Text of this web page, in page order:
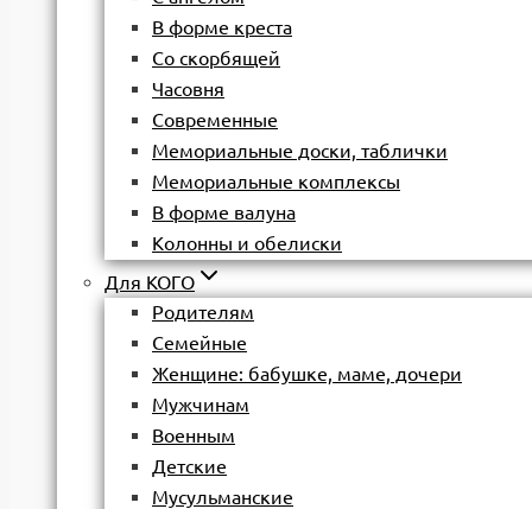
В форме креста
Со скорбящей
Часовня
Современные
Мемориальные доски, таблички
Мемориальные комплексы
В форме валуна
Колонны и обелиски
Для КОГО
Родителям
Семейные
Женщине: бабушке, маме, дочери
Мужчинам
Военным
Детские
Мусульманские